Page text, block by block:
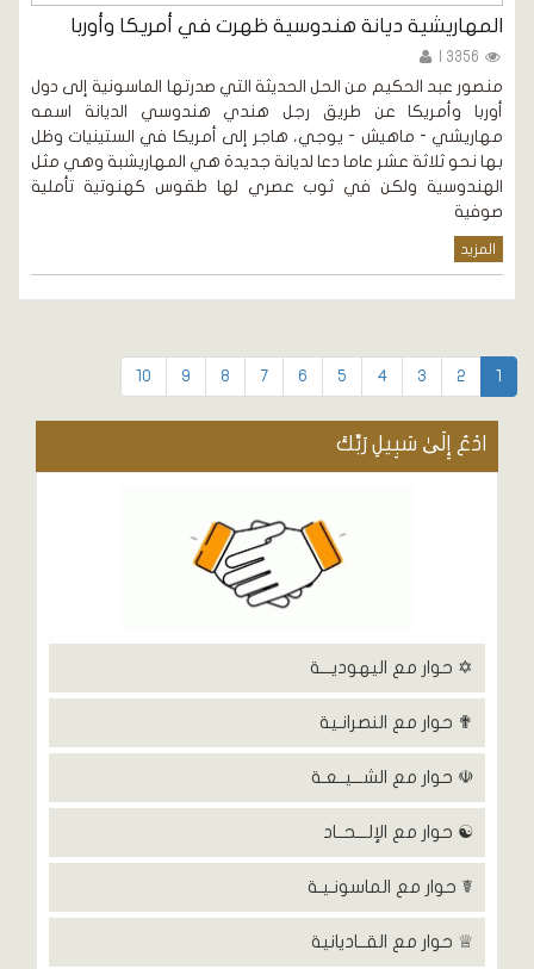
المهاريشية ديانة هندوسية ظهرت في أمريكا وأوربا
منصور عبد الحكيم من الحل الحديثة التي صدرتها الماسونية إلى دول
أوربا وأمريكا عن طريق رجل هندي هندوسي الديانة اسمه
مهاريشي - ماهيش - يوجي، هاجر إلى أمريكا في الستينيات وظل
بها نحو ثلاثة عشر عاما دعا لديانة جديدة هي المهاريشبة وهي مثل
الهندوسية ولكن في ثوب عصري لها طقوس كهنوتية تأملية
صوفية
المزيد
1
2
3
4
5
6
7
8
9
10
ادْعُ إِلَىٰ سَبِيلِ رَبِّكَ
✡ حوار مع اليهوديـــة
✟ حوار مع النصرانـية
☫ حوار مع الشـــيــعـة
☯ حوار مع الإلـــحــاد
☤ حوار مع الماسونـيـة
♕ حوار مع القــاديانية